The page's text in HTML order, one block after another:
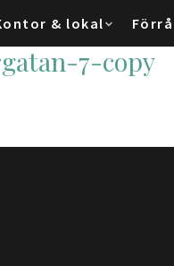
& lokal
7-copy